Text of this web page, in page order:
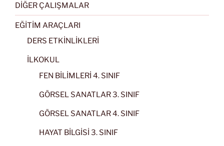
DİĞER ÇALIŞMALAR
EĞİTİM ARAÇLARI
DERS ETKİNLİKLERİ
İLKOKUL
FEN BİLİMLERİ 4. SINIF
GÖRSEL SANATLAR 3. SINIF
GÖRSEL SANATLAR 4. SINIF
HAYAT BİLGİSİ 3. SINIF